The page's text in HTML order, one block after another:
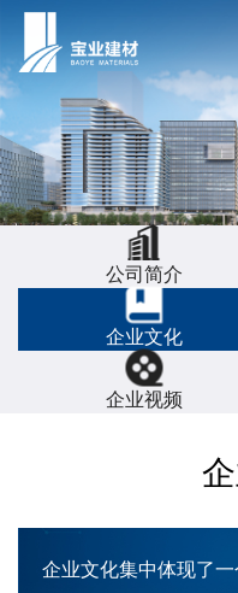
公司简介
企业文化
企业视频
企业文化集中体现了